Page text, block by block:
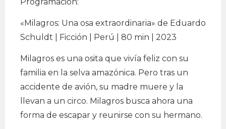
«Milagros: Una osa extraordinaria» de Eduardo
Schuldt | Ficción | Perú | 80 min | 2023
Milagros es una osita que vivía feliz con su
familia en la selva amazónica. Pero tras un
accidente de avión, su madre muere y la
llevan a un circo. Milagros busca ahora una
forma de escapar y reunirse con su hermano.